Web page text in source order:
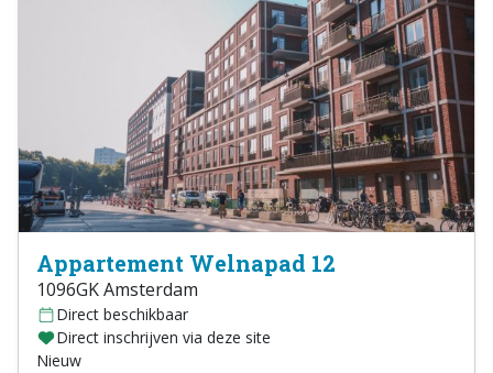
Appartement Welnapad 12
1096GK Amsterdam
Direct beschikbaar
Direct inschrijven via deze site
Nieuw